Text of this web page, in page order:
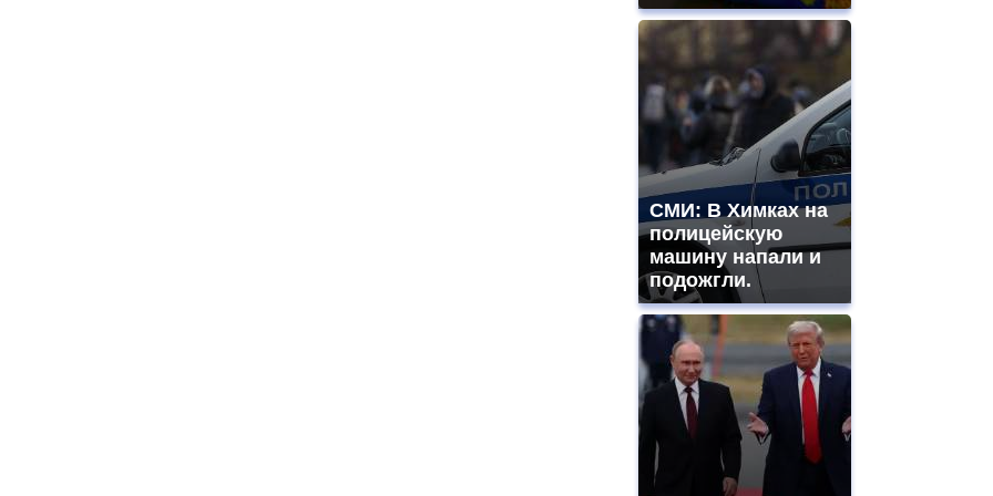
СМИ: В Химках на
полицейскую
машину напали и
подожгли.